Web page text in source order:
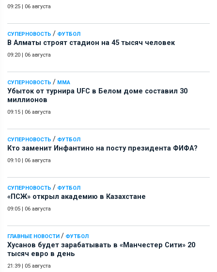
09:25 06 августа
СУПЕРНОВОСТЬ / ФУТБОЛ
В Алматы строят стадион на 45 тысяч человек
09:20 06 августа
СУПЕРНОВОСТЬ / ММА
Убыток от турнира UFC в Белом доме составил 30
миллионов
09:15 06 августа
СУПЕРНОВОСТЬ / ФУТБОЛ
Кто заменит Инфантино на посту президента ФИФА?
09:10 06 августа
СУПЕРНОВОСТЬ / ФУТБОЛ
«ПСЖ» открыл академию в Казахстане
09:05 06 августа
ГЛАВНЫЕ НОВОСТИ / ФУТБОЛ
Хусанов будет зарабатывать в «Манчестер Сити» 20
тысяч евро в день
21:39 05 августа